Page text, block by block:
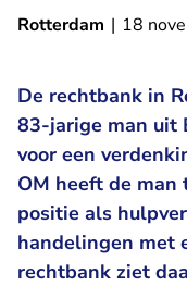
Rotterdam | 18
De rechtbank in
83-jarige man uit
voor een
OM heeft de man
positie als
handelingen met
rechtbank ziet